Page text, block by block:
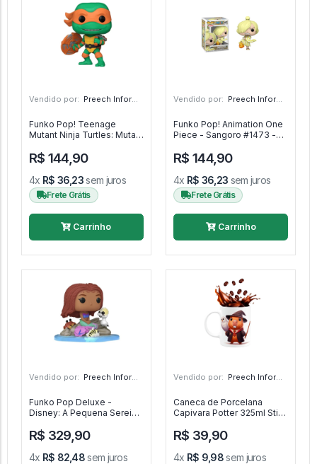
Vendido por: Preech Informática - PR
Funko Pop! Teenage
Mutant Ninja Turtles: Mutant
#1395 - Teenage Mutant
Ninja Turtles: Mutant
Mayhem #1395
R$ 144,90
4x R$ 36,23sem juros
Frete Grátis
Carrinho
Vendido por: Preech Informática - PR
Funko Pop! Animation One
Piece - Sangoro #1473 -
R$ 144,90
4x R$ 36,23 sem juros
Frete Grátis
Carrinho
Vendido por: Preech Informática - PR
Funko Pop Deluxe -
Disney: A Pequena Sereia -
Disney: A Pequena Sereia
#1367
R$ 329,90
4x R$ 82,48sem juros
Vendido por: Preech Informática - PR
Caneca de Porcelana
Capivara Potter 325ml Stick
R$ 39,90
4x R$ 9,98sem juros